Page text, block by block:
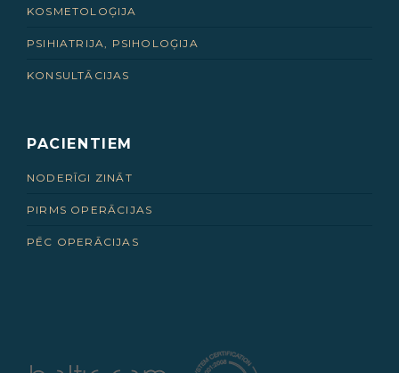
KOSMETOLOĢIJA
PSIHIATRIJA, PSIHOLOĢIJA
KONSULTĀCIJAS
PACIENTIEM
NODERĪGI ZINĀT
PIRMS OPERĀCIJAS
PĒC OPERĀCIJAS